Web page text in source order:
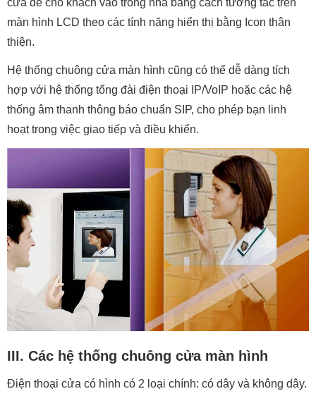
cửa để cho khách vào trong nhà bằng cách tương tác trên
màn hình LCD theo các tính năng hiển thị bằng Icon thân
thiện.
Hệ thống chuông cửa màn hình cũng có thể dễ dàng tích
hợp với hệ thống tổng đài điện thoại IP/VoIP hoặc các hệ
thống âm thanh thông báo chuẩn SIP, cho phép bạn linh
hoạt trong việc giao tiếp và điều khiển.
III. Các hệ thống chuông cửa màn hình
Điện thoại cửa có hình có 2 loại chính: có dây và không dây.